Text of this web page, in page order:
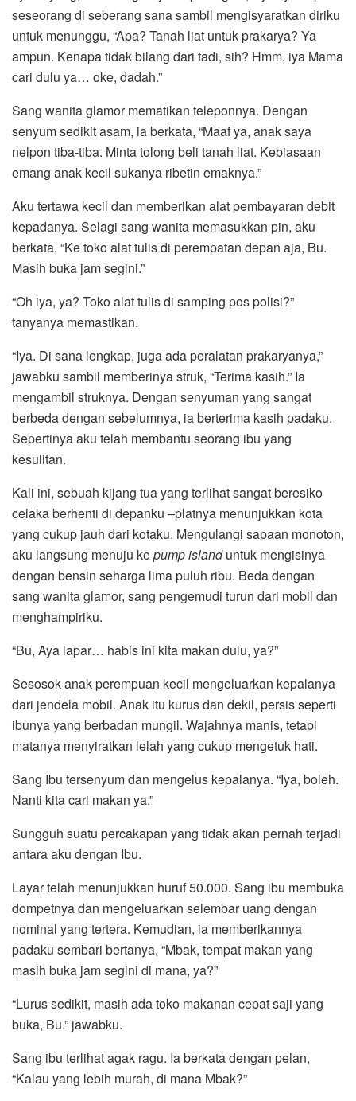
seseorang di seberang sana sambil mengisyaratkan diriku
untuk menunggu, “Apa? Tanah liat untuk prakarya? Ya
ampun. Kenapa tidak bilang dari tadi, sih? Hmm, iya Mama
cari dulu ya… oke, dadah.”
Sang wanita glamor mematikan teleponnya. Dengan
senyum sedikit asam, ia berkata, “Maaf ya, anak saya
nelpon tiba-tiba. Minta tolong beli tanah liat. Kebiasaan
emang anak kecil sukanya ribetin emaknya.”
Aku tertawa kecil dan memberikan alat pembayaran debit
kepadanya. Selagi sang wanita memasukkan pin, aku
berkata, “Ke toko alat tulis di perempatan depan aja, Bu.
Masih buka jam segini.”
“Oh iya, ya? Toko alat tulis di samping pos polisi?”
tanyanya memastikan.
“Iya. Di sana lengkap, juga ada peralatan prakaryanya,”
jawabku sambil memberinya struk, “Terima kasih.” Ia
mengambil struknya. Dengan senyuman yang sangat
berbeda dengan sebelumnya, ia berterima kasih padaku.
Sepertinya aku telah membantu seorang ibu yang
kesulitan.
Kali ini, sebuah kijang tua yang terlihat sangat beresiko
celaka berhenti di depanku –platnya menunjukkan kota
yang cukup jauh dari kotaku. Mengulangi sapaan monoton,
aku langsung menuju kepump islanduntuk mengisinya
dengan bensin seharga lima puluh ribu. Beda dengan
sang wanita glamor, sang pengemudi turun dari mobil dan
menghampiriku.
“Bu, Aya lapar… habis ini kita makan dulu, ya?”
Sesosok anak perempuan kecil mengeluarkan kepalanya
dari jendela mobil. Anak itu kurus dan dekil, persis seperti
ibunya yang berbadan mungil. Wajahnya manis, tetapi
matanya menyiratkan lelah yang cukup mengetuk hati.
Sang Ibu tersenyum dan mengelus kepalanya. “Iya, boleh.
Nanti kita cari makan ya.”
Sungguh suatu percakapan yang tidak akan pernah terjadi
antara aku dengan Ibu.
Layar telah menunjukkan huruf 50.000. Sang ibu membuka
dompetnya dan mengeluarkan selembar uang dengan
nominal yang tertera. Kemudian, ia memberikannya
padaku sembari bertanya, “Mbak, tempat makan yang
masih buka jam segini di mana, ya?”
“Lurus sedikit, masih ada toko makanan cepat saji yang
buka, Bu.” jawabku.
Sang ibu terlihat agak ragu. Ia berkata dengan pelan,
“Kalau yang lebih murah, di mana Mbak?”